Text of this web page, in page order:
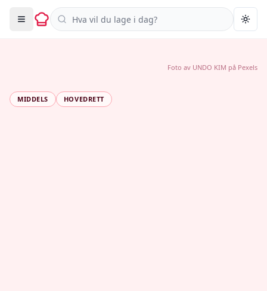
Søk i oppskrifter
MIDDELS HOVEDRETT
Foto av UNDO KIM på Pexels